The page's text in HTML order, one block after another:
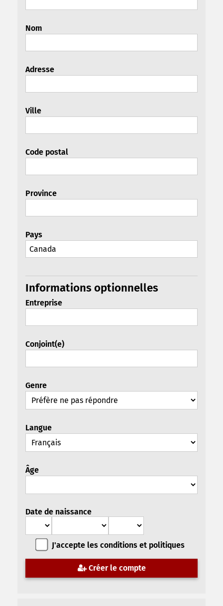
Nom
Adresse
Ville
Code postal
Province
Pays
Informations optionnelles
Entreprise
Conjoint(e)
Genre
Langue
Âge
Date de naissance
J'accepte les conditions et politiques
Créer le compte